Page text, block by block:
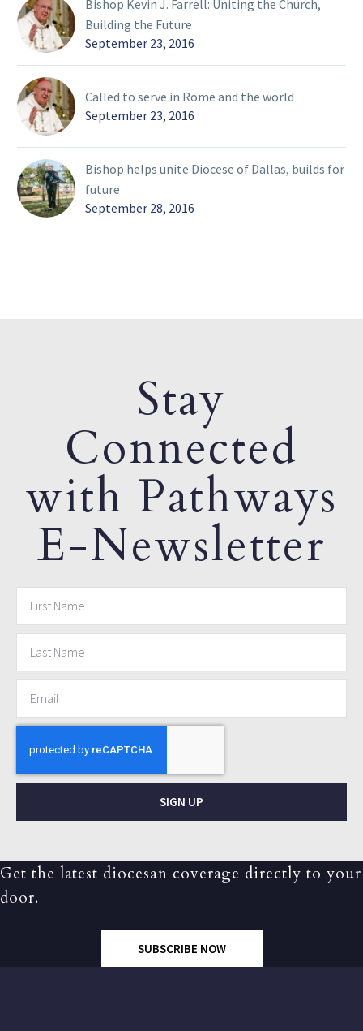
Bishop Kevin J. Farrell: Uniting the Church,
Building the Future
September 23, 2016
Called to serve in Rome and the world
September 23, 2016
Bishop helps unite Diocese of Dallas, builds for
future
September 28, 2016
Stay
Connected
with Pathways
E-Newsletter
SIGN UP
Get the latest diocesan coverage directly to your
door.
SUBSCRIBE NOW